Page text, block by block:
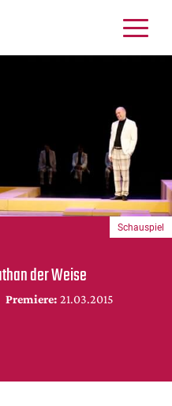
der Weise
Premiere: 21.03.2015
Schauspiel